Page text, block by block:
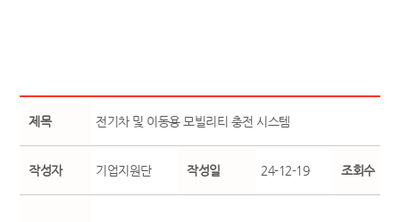
제목 전기차 및 이동용 모빌리티 충전 시스템
작성자 기업지원단 작성일 24-12-19 조회수